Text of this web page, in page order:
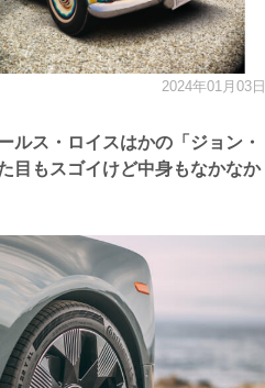
ルス・ロイスはかの「ジョン・
目もスゴイけど中身もなかなか
2024年01月03日